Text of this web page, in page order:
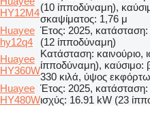
HY12M4(10 ίπποδύναμη),
σκαψίματος: 1,76 μ
Huayee
hy12q4
Έτος: 2025, κατάσταση:
(12 ίπποδύναμη)
Huayee
HY360W
Κατάσταση: καινούριο,
ίπποδύναμη), καύσιμο:
330 κιλά, ύψος
Huayee
HY480W
Έτος: 2025,
ισχύς: 16.91 kW (23